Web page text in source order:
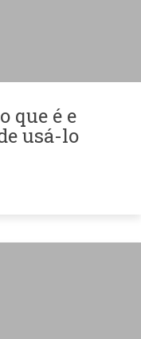
que é e
usá-lo